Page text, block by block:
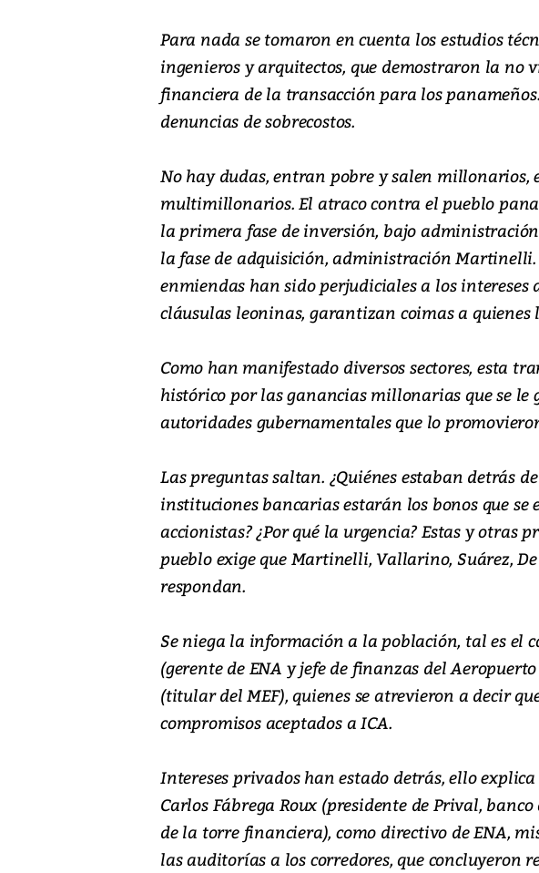
Para nada se tomaron en cuenta los estudios
ingenieros y arquitectos, que demostraron la no
financiera de la transacción para los
denuncias de sobrecostos.
No hay dudas, entran pobre y salen
multimillonarios. El atraco contra el pueblo
la primera fase de inversión, bajo
la fase de adquisición, administración Martinelli.
enmiendas han sido perjudiciales a los intereses
cláusulas leoninas, garantizan coimas a quienes
Como han manifestado diversos sectores, esta
histórico por las ganancias millonarias que se le
autoridades gubernamentales que lo
Las preguntas saltan. ¿Quiénes estaban detrás
instituciones bancarias estarán los bonos que se
accionistas? ¿Por qué la urgencia? Estas y otras
pueblo exige que Martinelli, Vallarino, Suárez,
respondan.
Se niega la información a la población, tal es el
(gerente de ENA y jefe de finanzas del
(titular del MEF), quienes se atrevieron a decir
compromisos aceptados a ICA.
Intereses privados han estado detrás, ello
Carlos Fábrega Roux (presidente de Prival,
de la torre financiera), como directivo de ENA,
las auditorías a los corredores, que concluyeron